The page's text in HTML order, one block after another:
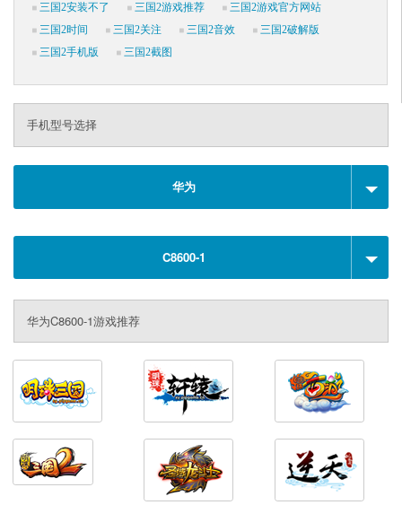
三国2安装不了
三国2游戏推荐
三国2游戏官方网站
三国2时间
三国2关注 三国2音效
三国2破解版
三国2手机版
三国2截图
手机型号选择
华为
C8600-1
华为C8600-1游戏推荐